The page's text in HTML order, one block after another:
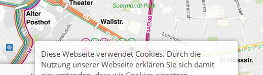
Diese Webseite verwendet Cookies. Durch die
Nutzung unserer Webseite erklären Sie sich damit